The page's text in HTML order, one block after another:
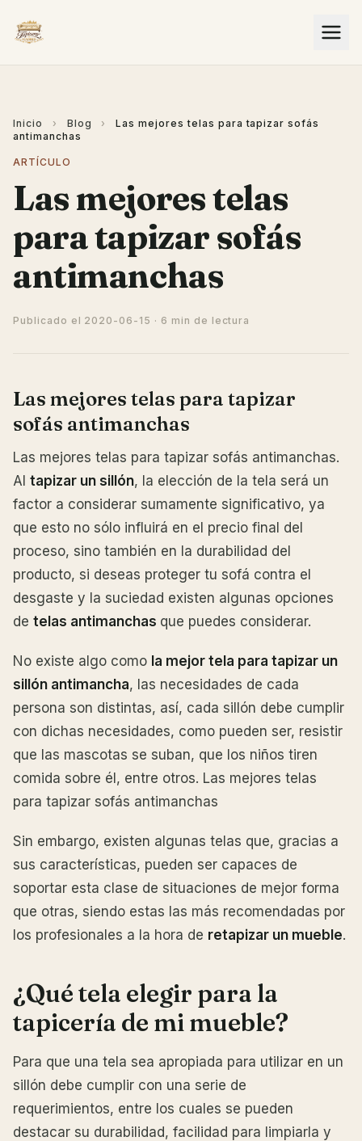
Inicio › Blog ›
Las mejores telas para tapizar sofás
antimanchas
ARTÍCULO
Las mejores telas
para tapizar sofás
antimanchas
Publicado el 2020-06-15 · 6 min de lectura
Las mejores telas para tapizar
sofás antimanchas
Las mejores telas para tapizar sofás antimanchas.
Al tapizar un sillón, la elección de la tela será un
factor a considerar sumamente significativo, ya
que esto no sólo influirá en el precio final del
proceso, sino también en la durabilidad del
producto, si deseas proteger tu sofá contra el
desgaste y la suciedad existen algunas opciones
de telas antimanchas que puedes considerar.
No existe algo como la mejor tela para tapizar un
sillón antimancha, las necesidades de cada
persona son distintas, así, cada sillón debe cumplir
con dichas necesidades, como pueden ser, resistir
que las mascotas se suban, que los niños tiren
comida sobre él, entre otros. Las mejores telas
para tapizar sofás antimanchas
Sin embargo, existen algunas telas que, gracias a
sus características, pueden ser capaces de
soportar esta clase de situaciones de mejor forma
que otras, siendo estas las más recomendadas por
los profesionales a la hora de retapizar un mueble.
¿Qué tela elegir para la
tapicería de mi mueble?
Para que una tela sea apropiada para utilizar en un
sillón debe cumplir con una serie de
requerimientos, entre los cuales se pueden
destacar su durabilidad, facilidad para limpiarla y